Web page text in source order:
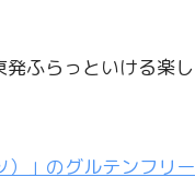
ふらっといける楽し
）」のグルテンフリー